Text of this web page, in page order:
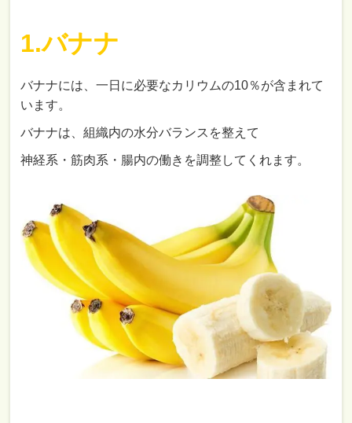
1.バナナ
バナナには、一日に必要なカリウムの10％が含まれて
います。
バナナは、組織内の水分バランスを整えて
神経系・筋肉系・腸内の働きを調整してくれます。